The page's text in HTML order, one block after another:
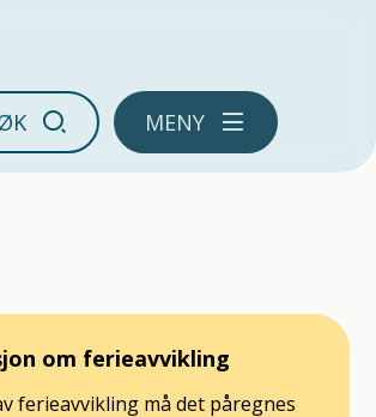
MENY
om ferieavvikling
ferieavvikling må det påregnes